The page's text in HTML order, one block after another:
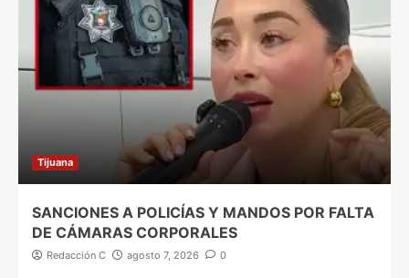
Tijuana
SANCIONES A POLICÍAS Y MANDOS POR FALTA
DE CÁMARAS CORPORALES
Redacción C agosto 7, 2026 0